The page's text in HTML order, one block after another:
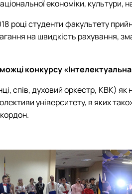
економіки, культури,
році студенти факультету
на швидкість рахування,
конкурсу
духовий оркестр, КВК) як
університету, в яких